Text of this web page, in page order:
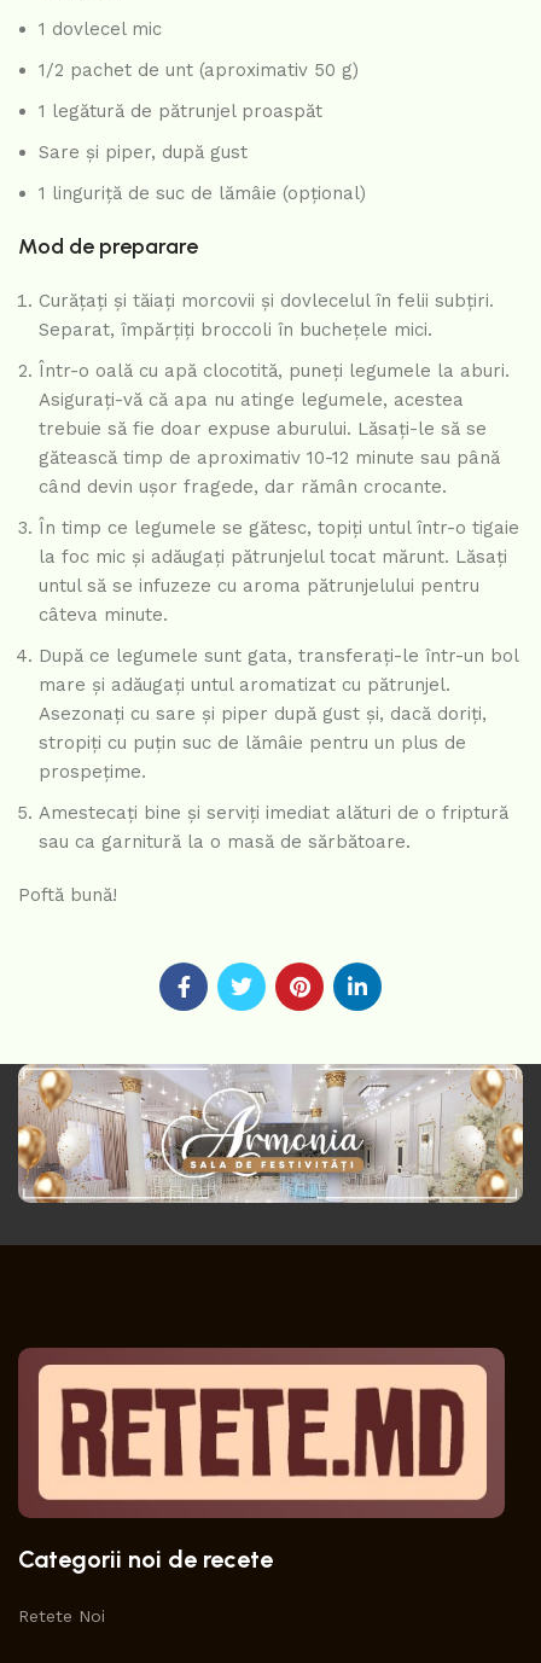
1 dovlecel mic
1/2 pachet de unt (aproximativ 50 g)
1 legătură de pătrunjel proaspăt
Sare și piper, după gust
1 linguriță de suc de lămâie (opțional)
Mod de preparare
Curățați și tăiați morcovii și dovlecelul în felii subțiri.
Separat, împărțiți broccoli în buchețele mici.
Într-o oală cu apă clocotită, puneți legumele la aburi.
Asigurați-vă că apa nu atinge legumele, acestea
trebuie să fie doar expuse aburului. Lăsați-le să se
gătească timp de aproximativ 10-12 minute sau până
când devin ușor fragede, dar rămân crocante.
În timp ce legumele se gătesc, topiți untul într-o tigaie
la foc mic și adăugați pătrunjelul tocat mărunt. Lăsați
untul să se infuzeze cu aroma pătrunjelului pentru
câteva minute.
După ce legumele sunt gata, transferați-le într-un bol
mare și adăugați untul aromatizat cu pătrunjel.
Asezonați cu sare și piper după gust și, dacă doriți,
stropiți cu puțin suc de lămâie pentru un plus de
prospețime.
Amestecați bine și serviți imediat alături de o friptură
sau ca garnitură la o masă de sărbătoare.
Poftă bună!
Categorii noi de recete
Retete Noi